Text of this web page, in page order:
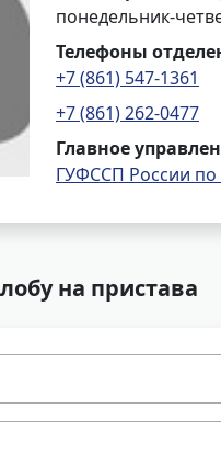
понедельник-
Телефоны
+7 (861) 547-1361
+7 (861) 262-0477
Главное
ГУФССП России
на пристава